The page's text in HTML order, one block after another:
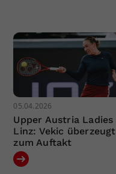
05.04.2026
Upper Austria Ladies
Linz: Vekic überzeugt
zum Auftakt